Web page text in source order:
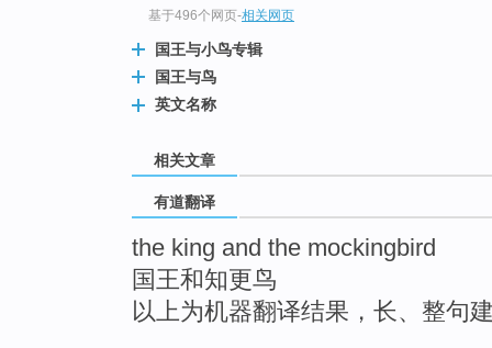
基于496个网页-相关网页
国王与小鸟专辑
国王与鸟
英文名称
相关文章
有道翻译
the king and the mockingbird
国王和知更鸟
以上为机器翻译结果，长、整句